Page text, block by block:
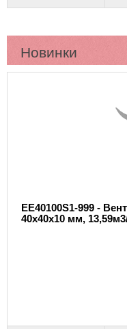
Новинки
EE40100S1-999 -
40x40x10 мм,